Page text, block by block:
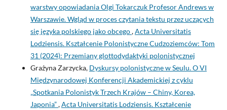
warstwy opowiadania Olgi Tokarczuk Profesor Andrews w
Warszawie. Wgląd w proces czytania tekstu przez uczących
się języka polskiego jako obcego,Acta Universitatis
Lodziensis. Kształcenie Polonistyczne Cudzoziemców: Tom
31 (2024): Przemiany glottodydaktyki polonistycznej
Grażyna Zarzycka, Dyskursy polonistyczne w Seulu. O VI
Międzynarodowej Konferencji Akademickiej z cyklu
„Spotkania Polonistyk Trzech Krajów – Chiny, Korea,
Japonia”,Acta Universitatis Lodziensis. Kształcenie